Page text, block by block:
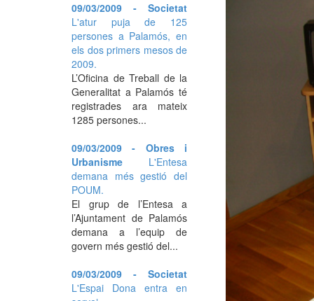
09/03/2009 - Societat
L'atur puja de 125
persones a Palamós, en
els dos primers mesos de
2009.
L’Oficina de Treball de la
Generalitat a Palamós té
registrades ara mateix
1285 persones...
09/03/2009 - Obres i
Urbanisme L'Entesa
demana més gestió del
POUM.
El grup de l’Entesa a
l’Ajuntament de Palamós
demana a l’equip de
govern més gestió del...
09/03/2009 - Societat
L'Espai Dona entra en